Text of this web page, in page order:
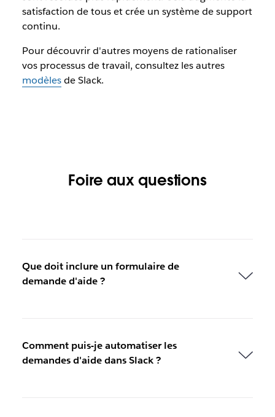
satisfaction de tous et crée un système de support
continu.
Pour découvrir d'autres moyens de rationaliser
vos processus de travail, consultez les autres
modèlesde Slack.
Foire aux questions
Que doit inclure un formulaire de
demande d'aide ?
Comment puis-je automatiser les
demandes d'aide dans Slack ?